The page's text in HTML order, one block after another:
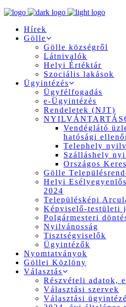
Hírek
Gölle
Gölle községről
Látnivalók
Helyi Értéktár
Szociális lakások
Ügyintézés
Ügyfélfogadás
e-Ügyintézés
Rendeletek (NJT)
Vendéglátó
hatósági
Telephely
Szálláshely
Országos
Gölle
Helyi
2024
Településképi
Képviselő-testületi
Polgármesteri
Nyilvánosság
Tisztségviselők
Ügyintézők
Nyomtatványok
Göllei Közlöny
Választás
Részvételi adatok,
Választási szervek
Választási